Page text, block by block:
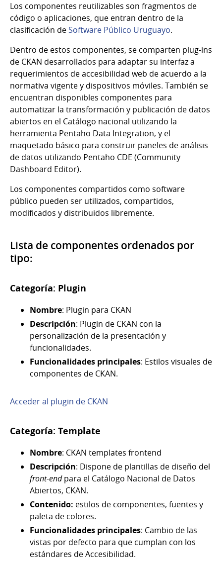
Los componentes reutilizables son fragmentos de
código o aplicaciones, que entran dentro de la
clasificación deSoftware Público Uruguayo.
Dentro de estos componentes, se comparten plug-ins
de CKAN desarrollados para adaptar su interfaz a
requerimientos de accesibilidad web de acuerdo a la
normativa vigente y dispositivos móviles. También se
encuentran disponibles componentes para
automatizar la transformación y publicación de datos
abiertos en el Catálogo nacional utilizando la
herramienta Pentaho Data Integration, y el
maquetado básico para construir paneles de análisis
de datos utilizando Pentaho CDE (Community
Dashboard Editor).
Los componentes compartidos como software
público pueden ser utilizados, compartidos,
modificados y distribuidos libremente.
Lista de componentes ordenados por
tipo:
Categoría: Plugin
Nombre: Plugin para CKAN
Descripción: Plugin de CKAN con la
personalización de la presentación y
funcionalidades.
Funcionalidades principales: Estilos visuales de
componentes de CKAN.
Acceder al plugin de CKAN
Categoría: Template
Nombre: CKAN templates frontend
Descripción: Dispone de plantillas de diseño del
front-endpara el Catálogo Nacional de Datos
Abiertos, CKAN.
Contenido: estilos de componentes, fuentes y
paleta de colores.
Funcionalidades principales: Cambio de las
vistas por defecto para que cumplan con los
estándares de Accesibilidad.